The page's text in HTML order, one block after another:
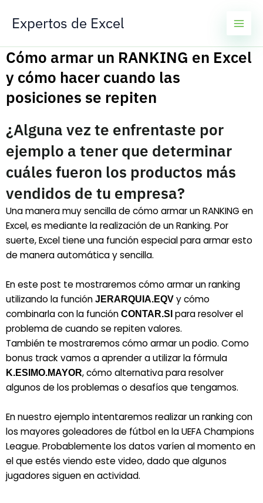
Expertos de Excel
Cómo armar un RANKING en Excel
y cómo hacer cuando las
posiciones se repiten
¿Alguna vez te enfrentaste por
ejemplo a tener que determinar
cuáles fueron los productos más
vendidos de tu empresa?
Una manera muy sencilla de cómo armar un RANKING en
Excel, es mediante la realización de un Ranking. Por
suerte, Excel tiene una función especial para armar esto
de manera automática y sencilla.
En este post te mostraremos cómo armar un ranking
utilizando la función JERARQUIA.EQV y cómo
combinarla con la función CONTAR.SI para resolver el
problema de cuando se repiten valores.
También te mostraremos cómo armar un podio. Como
bonus track vamos a aprender a utilizar la fórmula
K.ESIMO.MAYOR, cómo alternativa para resolver
algunos de los problemas o desafíos que tengamos.
En nuestro ejemplo intentaremos realizar un ranking con
los mayores goleadores de fútbol en la UEFA Champions
League. Probablemente los datos varíen al momento en
el que estés viendo este video, dado que algunos
jugadores siguen en actividad.